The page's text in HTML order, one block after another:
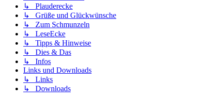
↳ Plauderecke
↳ Grüße und Glückwünsche
↳ Zum Schmunzeln
↳ LeseEcke
↳ Tipps & Hinweise
↳ Dies & Das
↳ Infos
Links und Downloads
↳ Links
↳ Downloads